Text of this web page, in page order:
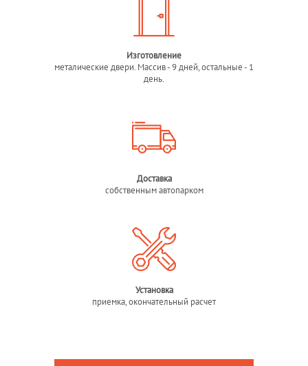
Изготовление
металические двери. Массив - 9 дней, остальные - 1
день.
Доставка
собственным автопарком
Установка
приемка, окончательный расчет